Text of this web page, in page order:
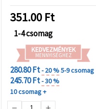
351.00 Ft
1-4 csomag
KEDVEZMÉNYEK
MENNYISÉGHEZ
280.80 Ft- 20 %5-9 csomag
245.70 Ft- 30 %
10 csomag +